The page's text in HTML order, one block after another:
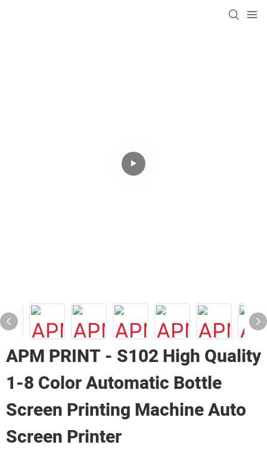
APM PRINT - S102 High Quality
1-8 Color Automatic Bottle
Screen Printing Machine Auto
Screen Printer